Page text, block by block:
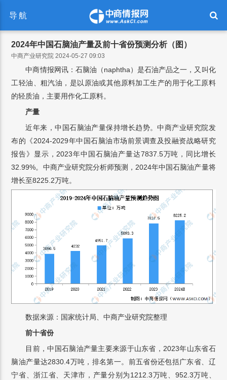
导航
2024年中国石脑油产量及前十省份预测分析（图）
中商产业研究院 2024-05-27 09:03
中商情报网讯：石脑油（naphtha）是石油产品之一，又叫化
工轻油、粗汽油，是以原油或其他原料加工生产的用于化工原料
的轻质油，主要用作化工原料。
产量
近年来，中国石脑油产量保持增长趋势。中商产业研究院发
布的《2024-2029年中国石脑油市场前景调查及投融资战略研究
报告》显示，2023年中国石脑油产量达7837.5万吨，同比增长
32.99%。中商产业研究院分析师预测，2024年中国石脑油产量将
增长至8225.2万吨。
数据来源：国家统计局、中商产业研究院整理
前十省份
目前，中国石脑油产量主要来源于山东省，2023年山东省石
脑油产量达2830.4万吨，排名第一。前五省份还包括广东省、辽
宁省、浙江省、天津市，产量分别为1212.3万吨、952.3万吨、